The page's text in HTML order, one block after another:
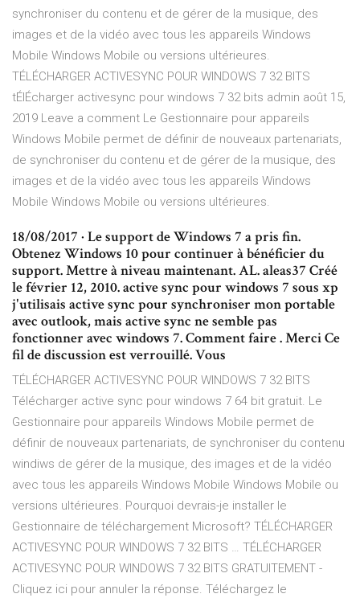
synchroniser du contenu et de gérer de la musique, des
images et de la vidéo avec tous les appareils Windows
Mobile Windows Mobile ou versions ultérieures.
TÉLÉCHARGER ACTIVESYNC POUR WINDOWS 7 32 BITS
tÉlÉcharger activesync pour windows 7 32 bits admin août 15,
2019 Leave a comment Le Gestionnaire pour appareils
Windows Mobile permet de définir de nouveaux partenariats,
de synchroniser du contenu et de gérer de la musique, des
images et de la vidéo avec tous les appareils Windows
Mobile Windows Mobile ou versions ultérieures.
18/08/2017 · Le support de Windows 7 a pris fin.
Obtenez Windows 10 pour continuer à bénéficier du
support. Mettre à niveau maintenant. AL. aleas37 Créé
le février 12, 2010. active sync pour windows 7 sous xp
j'utilisais active sync pour synchroniser mon portable
avec outlook, mais active sync ne semble pas
fonctionner avec windows 7. Comment faire . Merci Ce
fil de discussion est verrouillé. Vous
TÉLÉCHARGER ACTIVESYNC POUR WINDOWS 7 32 BITS
Télécharger active sync pour windows 7 64 bit gratuit. Le
Gestionnaire pour appareils Windows Mobile permet de
définir de nouveaux partenariats, de synchroniser du contenu
windiws de gérer de la musique, des images et de la vidéo
avec tous les appareils Windows Mobile Windows Mobile ou
versions ultérieures. Pourquoi devrais-je installer le
Gestionnaire de téléchargement Microsoft? TÉLÉCHARGER
ACTIVESYNC POUR WINDOWS 7 32 BITS … TÉLÉCHARGER
ACTIVESYNC POUR WINDOWS 7 32 BITS GRATUITEMENT -
Cliquez ici pour annuler la réponse. Téléchargez le